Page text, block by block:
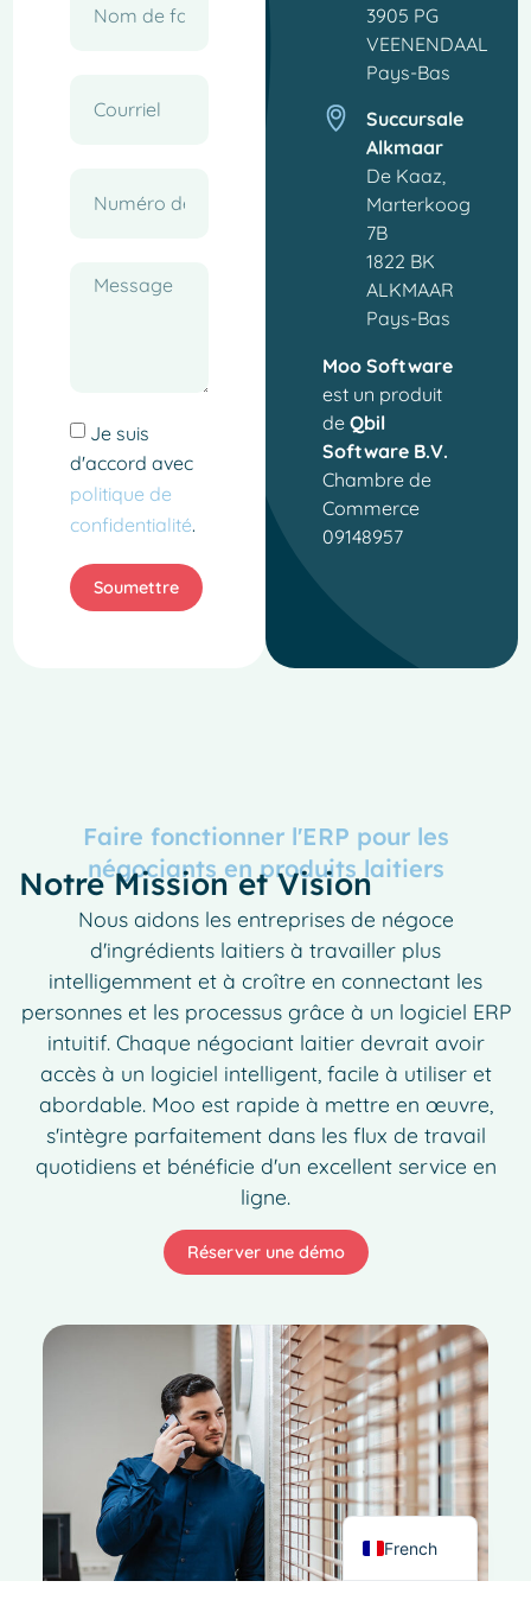
Je suis
d'accord avec
politique de
confidentialité.
Soumettre
3905 PG
VEENENDAAL
Pays-Bas
Succursale
Alkmaar
De Kaaz,
Marterkoog
7B
1822 BK
ALKMAAR
Pays-Bas
Moo Software
est un produit
de Qbil
Software B.V.
Chambre de
Commerce
09148957
Faire fonctionner l'ERP pour les
négociants en produits laitiers
Notre Mission et Vision
Nous aidons les entreprises de négoce
d'ingrédients laitiers à travailler plus
intelligemment et à croître en connectant les
personnes et les processus grâce à un logiciel ERP
intuitif. Chaque négociant laitier devrait avoir
accès à un logiciel intelligent, facile à utiliser et
abordable. Moo est rapide à mettre en œuvre,
s'intègre parfaitement dans les flux de travail
quotidiens et bénéficie d'un excellent service en
ligne.
Réserver une démo
French
English
Dutch
German
Italian
Spanish